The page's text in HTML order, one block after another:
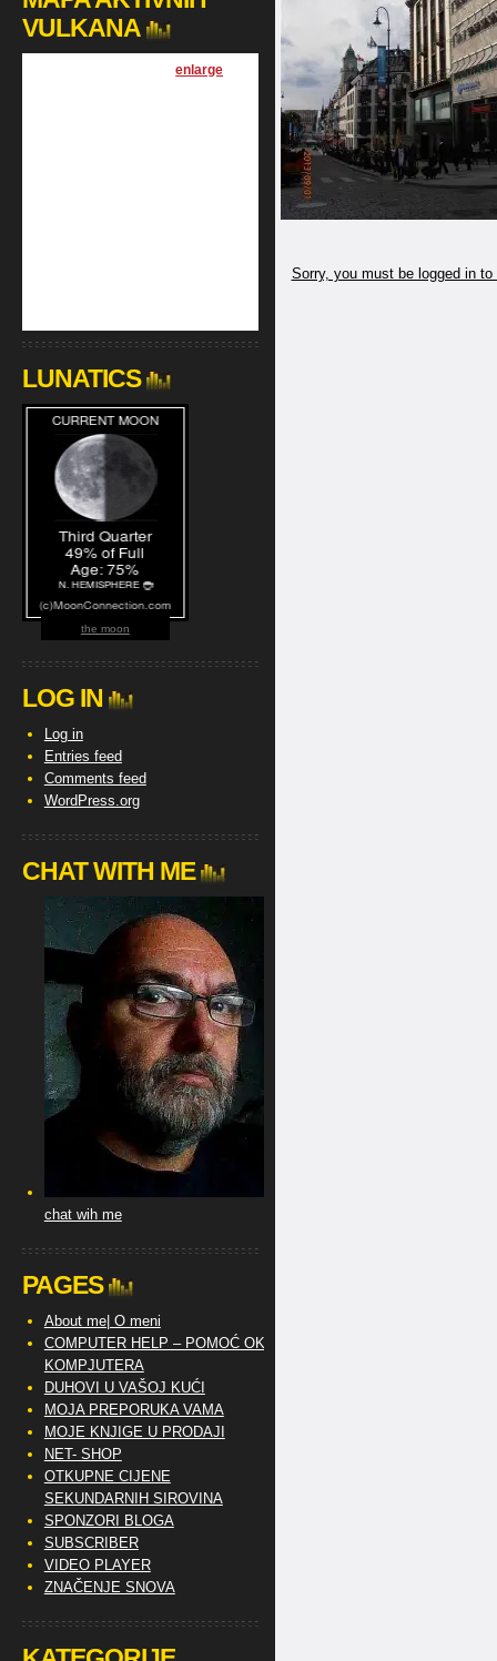
Sorry, you must be logged in
VULKANA
[enlarge
LUNATICS
the moon
LOG IN
Log in
Entries feed
Comments feed
WordPress.org
CHAT WITH ME
chat wih me
PAGES
About me| O meni
COMPUTER HELP – POMOĆ OKO
KOMPJUTERA
DUHOVI U VAŠOJ KUĆI
MOJA PREPORUKA VAMA
MOJE KNJIGE U PRODAJI
NET- SHOP
OTKUPNE CIJENE
SEKUNDARNIH SIROVINA
SPONZORI BLOGA
SUBSCRIBER
VIDEO PLAYER
ZNAČENJE SNOVA